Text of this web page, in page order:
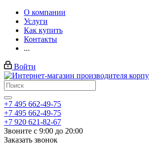
О компании
Услуги
Как купить
Контакты
...
Войти
+7 495 662-49-75
+7 495 662-49-75
+7 920 621-82-67
Звоните с 9:00 до 20:00
Заказать звонок